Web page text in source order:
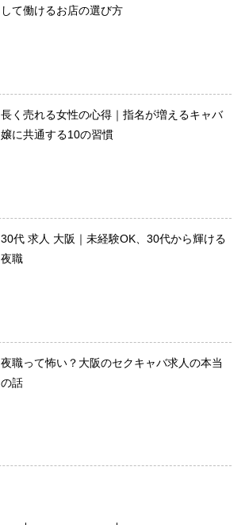
して働けるお店の選び方
長く売れる女性の心得｜指名が増えるキャバ
嬢に共通する10の習慣
30代 求人 大阪｜未経験OK、30代から輝ける
夜職
夜職って怖い？大阪のセクキャバ求人の本当
の話